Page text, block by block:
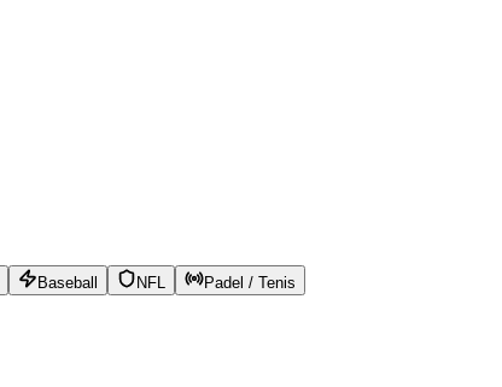
Baseball NFL
Padel / Tenis